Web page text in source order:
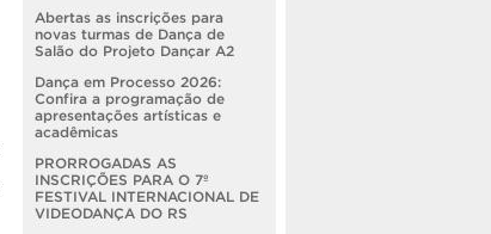
Abertas as inscrições para
novas turmas de Dança de
Salão do Projeto Dançar A2
Dança em Processo 2026:
Confira a programação de
apresentações artísticas e
acadêmicas
PRORROGADAS AS
INSCRIÇÕES PARA O 7º
FESTIVAL INTERNACIONAL DE
VIDEODANÇA DO RS